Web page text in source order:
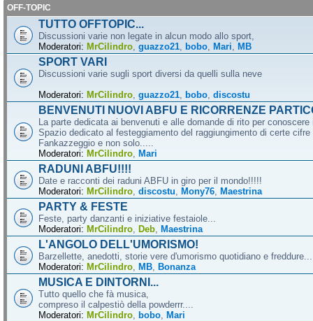
OFF-TOPIC
TUTTO OFFTOPIC...
Discussioni varie non legate in alcun modo allo sport,
Moderatori: MrCilindro guazzo21 bobo Mari MB
SPORT VARI
Discussioni varie sugli sport diversi da quelli sulla neve
Moderatori: MrCilindro guazzo21 bobo discostu
BENVENUTI NUOVI ABFU E RICORRENZE
La parte dedicata ai benvenuti e alle domande di rito per
Spazio dedicato al festeggiamento del raggiungimento di certe cifre
Fankazzeggio e non solo.....
Moderatori: MrCilindro Mari
RADUNI ABFU!!!!
Date e racconti dei raduni ABFU in giro per il mondo!!!!!
Moderatori: MrCilindro discostu Mony76 Maestrina
PARTY & FESTE
Feste, party danzanti e iniziative festaiole...
Moderatori: MrCilindro Deb Maestrina
L'ANGOLO DELL'UMORISMO!
Barzellette, anedotti, storie vere d'umorismo quotidiano e
Moderatori: MrCilindro MB Bonanza
MUSICA E DINTORNI...
Tutto quello che fà musica,
compreso il calpestiò della powderrr....
Moderatori: MrCilindro bobo Mari